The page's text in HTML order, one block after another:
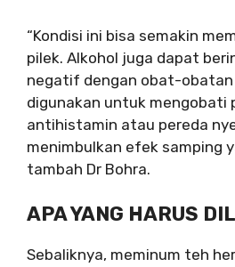
“Kondisi ini bisa semakin
pilek. Alkohol juga dapat
negatif dengan obat-obatan
digunakan untuk mengobati
antihistamin atau pereda
menimbulkan efek samping
tambah Dr Bohra.
APA YANG HARUS
Sebaliknya, meminum teh